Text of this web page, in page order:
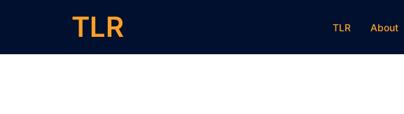
TLR TLR About